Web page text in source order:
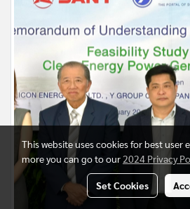
This website uses cookies for best user
more you can go to our2024 Privacy
Set Cookies